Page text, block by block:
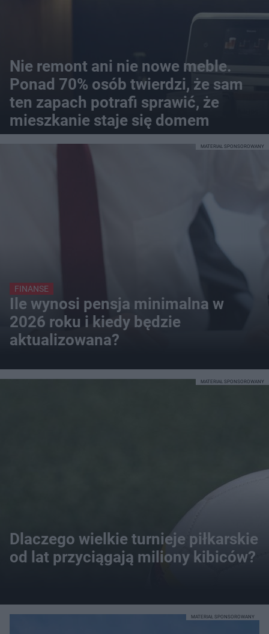
Nie remont ani nie nowe meble.
Ponad 70% osób twierdzi, że sam
ten zapach potrafi sprawić, że
mieszkanie staje się domem
FINANSE
Ile wynosi pensja minimalna w
2026 roku i kiedy będzie
aktualizowana?
MATERIAŁ SPONSOROWANY
Dlaczego wielkie turnieje piłkarskie
od lat przyciągają miliony kibiców?
MATERIAŁ SPONSOROWANY
MATERIAŁ SPONSOROWANY